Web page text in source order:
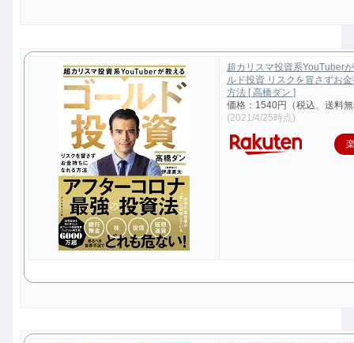
超カリスマ投資系YouTuber
ルド投資 リスクを冒さずお
方法 [ 高橋ダン ]
価格：1540円（税込、送料
(2021/4/25時点)